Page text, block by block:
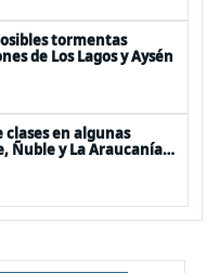
tormentas
de Los Lagos y Aysén
clases en algunas
Ñuble y La Araucanía